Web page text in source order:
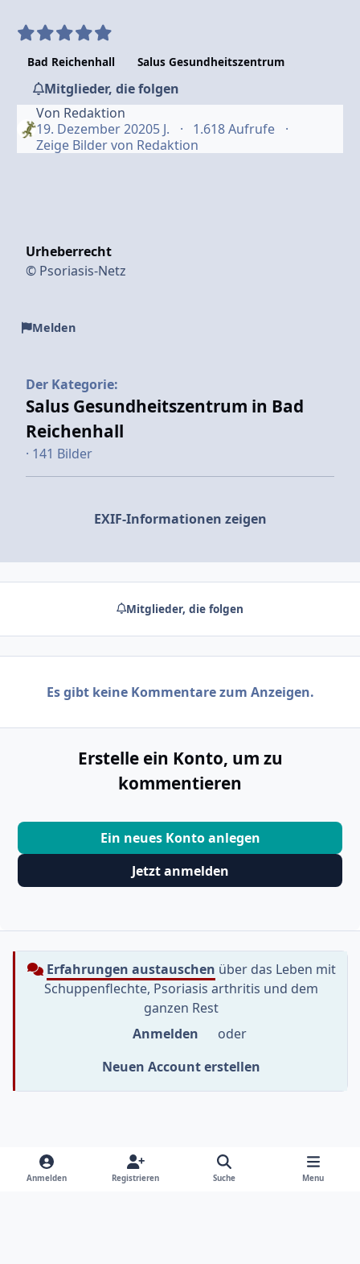
Bad Reichenhall Salus Gesundheitszentrum
Mitglieder, die folgen
Von Redaktion
19. Dezember 20205 J.
1.618 Aufrufe
Zeige Bilder von Redaktion
Urheberrecht
© Psoriasis-Netz
Melden
Der Kategorie:
Salus Gesundheitszentrum in Bad
Reichenhall
· 141 Bilder
EXIF-Informationen zeigen
Mitglieder, die folgen
Es gibt keine Kommentare zum Anzeigen.
Erstelle ein Konto, um zu
kommentieren
Ein neues Konto anlegen
Jetzt anmelden
Erfahrungen austauschen über das Leben mit
Schuppenflechte, Psoriasis arthritis und dem
ganzen Rest
Anmelden
oder
Neuen Account erstellen
Heller Modus
Dunkler Modus
Systemeinstellung
y
Anmelden Registrieren Suche Menu